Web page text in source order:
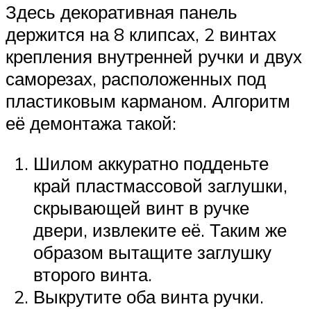
Здесь декоративная панель
держится на 8 клипсах, 2 винтах
крепления внутренней ручки и двух
саморезах, расположенных под
пластиковым карманом. Алгоритм
её демонтажа такой:
Шилом аккуратно подденьте
край пластмассовой заглушки,
скрывающей винт в ручке
двери, извлеките её. Таким же
образом вытащите заглушку
второго винта.
Выкрутите оба винта ручки.